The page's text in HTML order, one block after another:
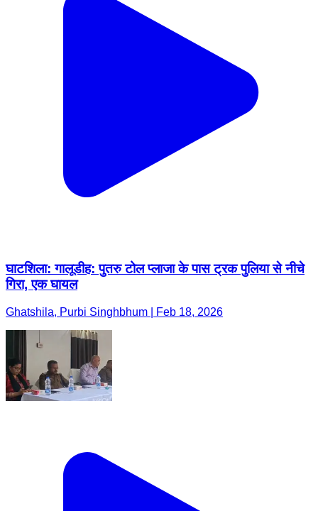
घाटशिला: गालूडीह: पुतरु टोल प्लाजा के पास ट्रक पुलिया से नीचे
गिरा, एक घायल
Ghatshila, Purbi Singhbhum | Feb 18, 2026